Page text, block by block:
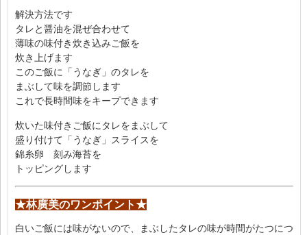
解決方法です
タレと醤油を混ぜ合わせて
薄味の味付き炊き込みご飯を
炊き上げます
このご飯に「うなぎ」のタレを
まぶして味を調節します
これで長時間味をキープできます
炊いた味付きご飯にタレをまぶして
盛り付けて「うなぎ」スライスを
錦糸卵 刻み海苔を
トッピングします
★林廣美のワンポイント★
白いご飯には味がないので、まぶしたタレの味が時間がたつにつ